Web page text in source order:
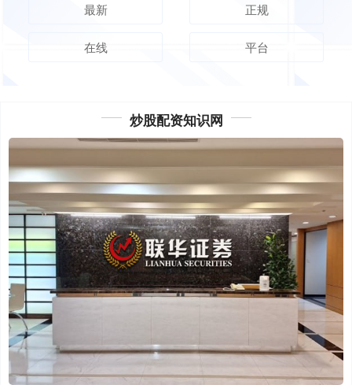
最新 正规
在线 平台
炒股配资知识网